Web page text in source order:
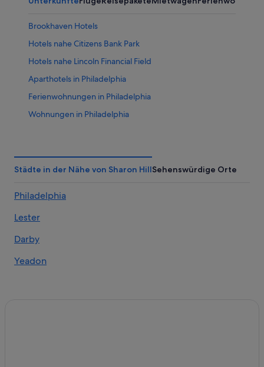
Brookhaven Hotels
Hotels nahe Citizens Bank Park
Hotels nahe Lincoln Financial Field
Aparthotels in Philadelphia
Ferienwohnungen in Philadelphia
Wohnungen in Philadelphia
West-Philadelphia: Hotels
Städte in der Nähe von Sharon HillSehenswürdige Orte
Philadelphia
Lester
Darby
Yeadon